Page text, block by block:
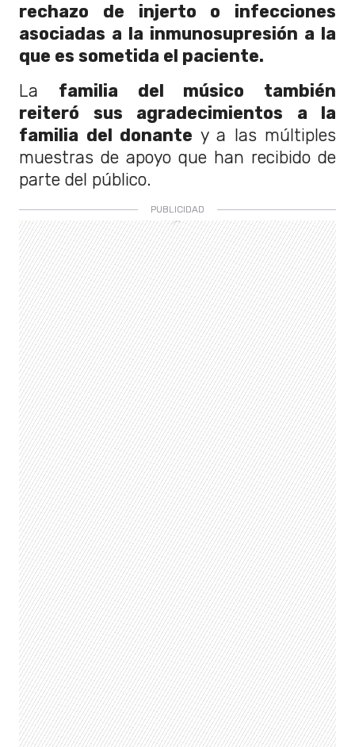
rechazo de injerto o infecciones
asociadas a la inmunosupresión a la
que es sometida el paciente.
La familia del músico también
reiteró sus agradecimientos a la
familia del donante y a las múltiples
muestras de apoyo que han recibido de
parte del público.